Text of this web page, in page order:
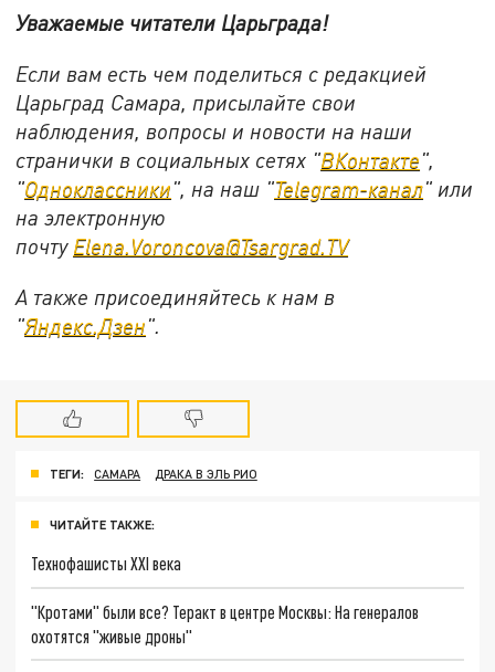
Уважаемые читатели Царьграда!
Если вам есть чем поделиться с редакцией
Царьград Самара, присылайте свои
наблюдения, вопросы и новости на наши
странички в социальных сетях "ВКонтакте",
"Одноклассники", на наш "Telegram-канал" или
на электронную
почту Elena.Voroncova@Tsargrad.TV
А также присоединяйтесь к нам в
"Яндекс.Дзен".
ТЕГИ: САМАРА ДРАКА В ЭЛЬ РИО
ЧИТАЙТЕ ТАКЖЕ:
Технофашисты XXI века
"Кротами" были все? Теракт в центре Москвы: На генералов
охотятся "живые дроны"